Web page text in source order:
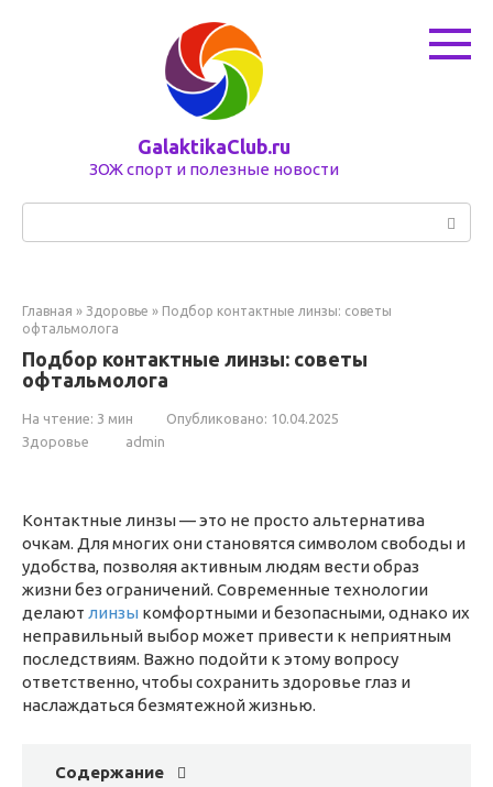
GalaktikaClub.ru
ЗОЖ спорт и полезные новости
Главная » Здоровье » Подбор контактные линзы: советы
офтальмолога
Подбор контактные линзы: советы
офтальмолога
На чтение: 3 мин Опубликовано: 10.04.2025
Здоровье
admin
Контактные линзы — это не просто альтернатива
очкам. Для многих они становятся символом свободы и
удобства, позволяя активным людям вести образ
жизни без ограничений. Современные технологии
делают линзы комфортными и безопасными, однако их
неправильный выбор может привести к неприятным
последствиям. Важно подойти к этому вопросу
ответственно, чтобы сохранить здоровье глаз и
наслаждаться безмятежной жизнью.
Содержание